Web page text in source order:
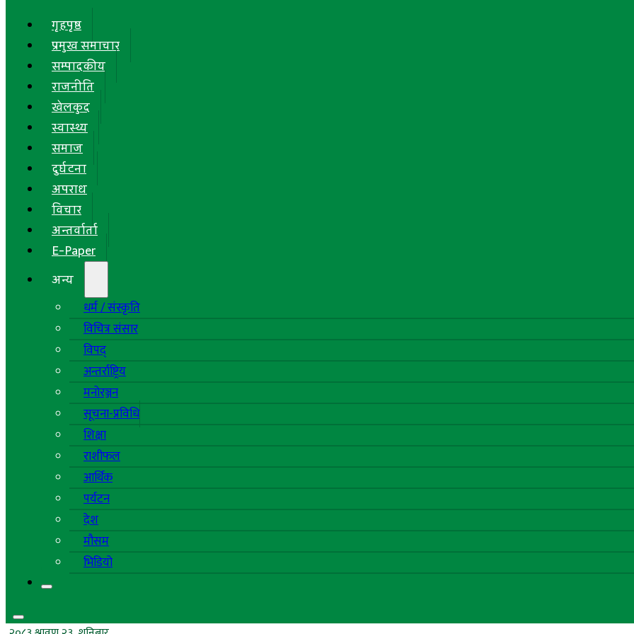
गृहपृष्ठ
प्रमुख समाचार
सम्पादकीय
राजनीति
खेलकुद
स्वास्थ्य
समाज
दुर्घटना
अपराध
विचार
अन्तर्वार्ता
E-Paper
अन्य
धर्म / संस्कृति
विचित्र संसार
विपद्
अन्तर्राष्ट्रिय
मनोरञ्जन
सूचना-प्रविधि
शिक्षा
राशीफल
आर्थिक
पर्यटन
देश
मौसम
भिडियो